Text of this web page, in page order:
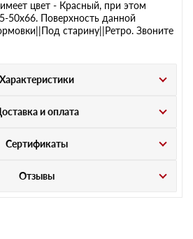
цвет - Красный, при этом
50х66. Поверхность данной
старину||Ретро. Звоните
Характеристики
и оплата
Сертификаты
Отзывы